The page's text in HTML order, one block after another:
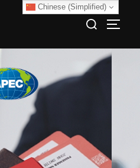
Chinese (Simplified)